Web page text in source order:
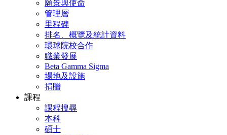
願景與使命
管理層
里程碑
排名、概覽及統計資料
環球院校合作
職業發展
Beta Gamma Sigma
場地及設施
捐贈
課程
課程搜尋
本科
碩士